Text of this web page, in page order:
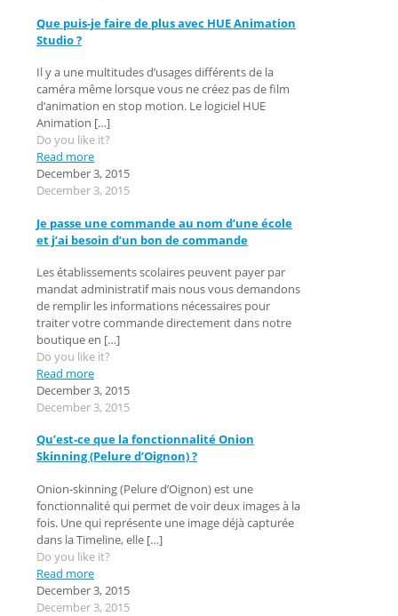
Que puis-je faire de plus avec HUE Animation
Studio ?
Il y a une multitudes d’usages différents de la
caméra même lorsque vous ne créez pas de film
d’animation en stop motion. Le logiciel HUE
Animation […]
Do you like it?
Read more
December 3, 2015
December 3, 2015
Je passe une commande au nom d’une école
et j’ai besoin d’un bon de commande
Les établissements scolaires peuvent payer par
mandat administratif mais nous vous demandons
de remplir les informations nécessaires pour
traiter votre commande directement dans notre
boutique en […]
Do you like it?
Read more
December 3, 2015
December 3, 2015
Qu’est-ce que la fonctionnalité Onion
Skinning (Pelure d’Oignon) ?
Onion-skinning (Pelure d’Oignon) est une
fonctionnalité qui permet de voir deux images à la
fois. Une qui représente une image déjà capturée
dans la Timeline, elle […]
Do you like it?
Read more
December 3, 2015
December 3, 2015